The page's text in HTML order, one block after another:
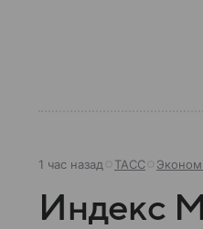
1 час назад ТАСС
Индекс